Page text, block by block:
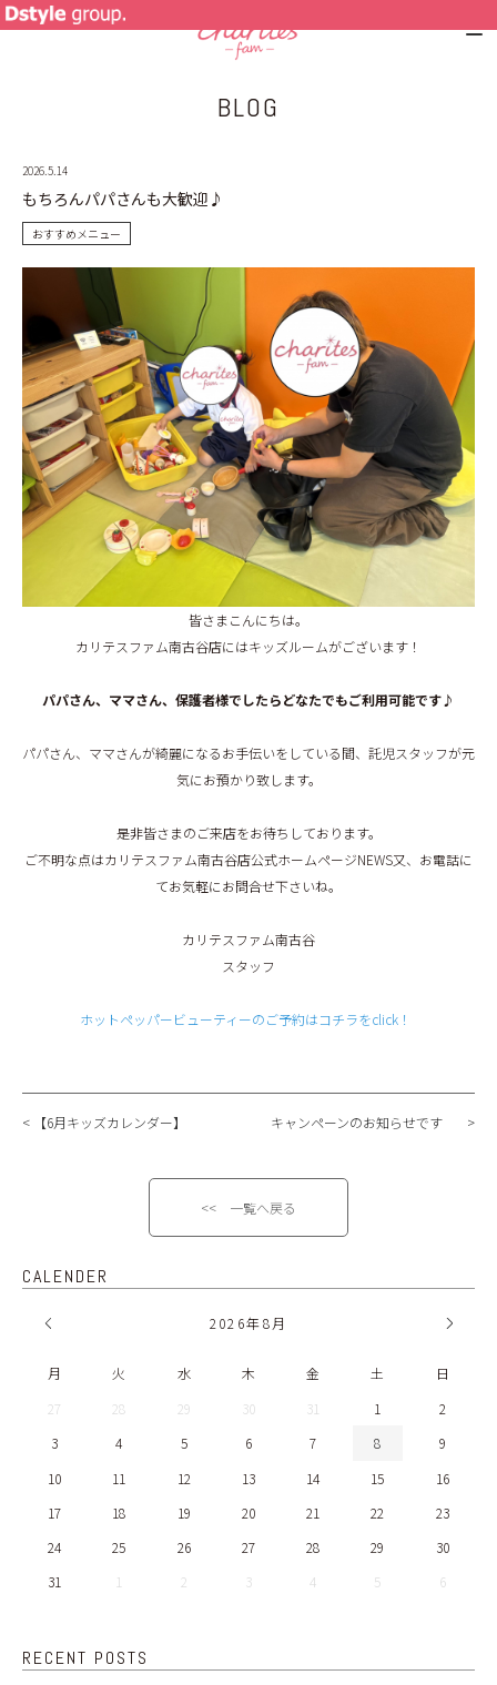
SPECIAL MENU
MENU
SHOP&STAFF
COUPON
GALLERY
RECRUIT
BLOG
BLOG
2026.5.14
もちろんパパさんも大歓迎♪
おすすめメニュー
皆さまこんにちは。
カリテスファム南古谷店にはキッズルームがございます！
パパさん、ママさん、保護者様でしたらどなたでもご利用可能です♪
パパさん、ママさんが綺麗になるお手伝いをしている間、託児スタッフが元
気にお預かり致します。
是非皆さまのご来店をお待ちしております。
ご不明な点はカリテスファム南古谷店公式ホームページNEWS又、お電話に
てお気軽にお問合せ下さいね。
カリテスファム南古谷
スタッフ
ホットペッパービューティーのご予約はコチラをclick！
【6月キッズカレンダー】 キャンペーンのお知らせです
<< 一覧へ戻る
CALENDER
2026年8月
月 火 水 木 金 土
日
27
28 29 30 31 1
2
3
4 5 6 7 8
9
10
11 12 13 14 15
16
17
18 19 20 21 22
23
24
25 26 27 28 29
30
31
1 2 3 4 5 6
RECENT POSTS